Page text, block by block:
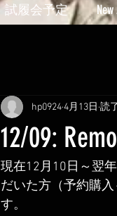
試履会予定
12/09:
hp09244月13日 読
現在12月10日～翌
だいた方（予約購
す。